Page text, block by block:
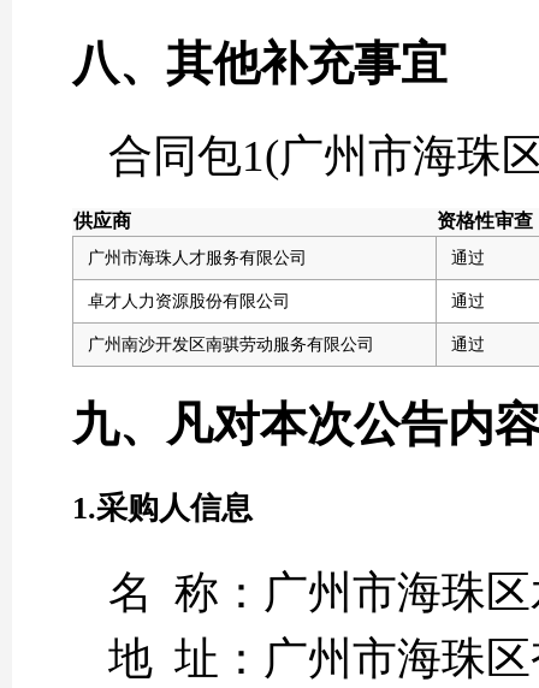
八、其他补充事宜
合同包1(广州市海珠
供应商 资格性审查
广州市海珠人才服务有限公司 通过
卓才人力资源股份有限公司 通过
广州南沙开发区南骐劳动服务有限公司 通过
九、凡对本次公告内
1.采购人信息
名 称：广州市海珠
地 址：广州市海珠